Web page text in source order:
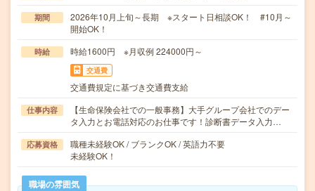
期間
2026年10月上旬～長期 ※スタート日相談OK！ #10月～
開始OK！
時給 時給1600円 ※月収例 224000円～
交通費
交通費規定に基づき交通費支給
仕事内容
【生命保険会社での一般事務】大手グループ会社でのデー
タ入力とお電話対応のお仕事です！診断書データ入力…
応募資格
職種未経験OK / ブランクOK / 英語力不要
未経験OK！
職場の雰囲気